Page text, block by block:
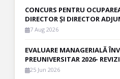
CONCURS PENTRU
DIRECTOR ȘI DIRECTOR
7 Aug 2026
EVALUARE MANAGERIALĂ
PREUNIVERSITAR 2026-
25 Jun 2026